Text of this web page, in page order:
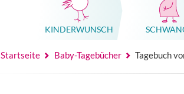
KINDER­WUNSCH
Startseite Baby-Tagebücher Tagebuch